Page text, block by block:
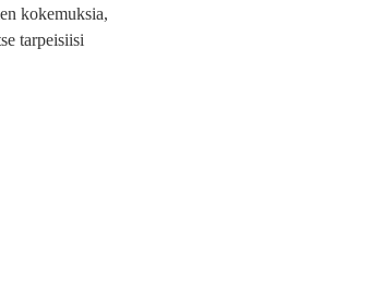
kokemuksia,
tarpeisiisi